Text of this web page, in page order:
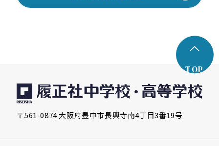
TOP
〒561-0874 大阪府豊中市長興寺南4丁目3番19号